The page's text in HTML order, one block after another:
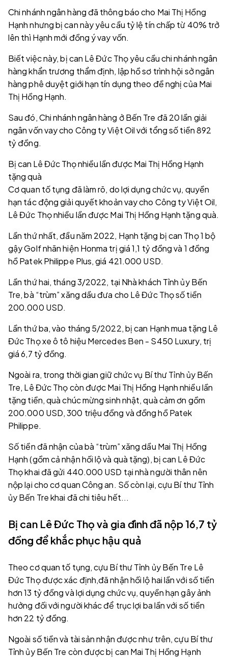
Chi nhánh ngân hàng đã thông báo cho Mai Thị Hồng
Hạnh nhưng bị can này yêu cầu tỷ lệ tín chấp từ 40% trở
lên thì Hạnh mới đồng ý vay vốn.
Biết việc này, bị can Lê Đức Thọ yêu cầu chi nhánh ngân
hàng khẩn trương thẩm định, lập hồ sơ trình hội sở ngân
hàng phê duyệt giới hạn tín dụng theo đề nghị của Mai
Thị Hồng Hạnh.
Sau đó, Chi nhánh ngân hàng ở Bến Tre đã 20 lần giải
ngân vốn vay cho Công ty Việt Oil với tổng số tiền 892
tỷ đồng.
Bị can Lê Đức Thọ nhiều lần được Mai Thị Hồng Hạnh
tặng quà
Cơ quan tố tụng đã làm rõ, do lợi dụng chức vụ, quyền
hạn tác động giải quyết khoản vay cho Công ty Việt Oil,
Lê Đức Thọ nhiều lần được Mai Thị Hồng Hạnh tặng quà.
Lần thứ nhất, đầu năm 2022, Hạnh tặng bị can Thọ 1 bộ
gậy Golf nhãn hiện Honma trị giá 1,1 tỷ đồng và 1 đồng
hồ Patek Philippe Plus, giá 421.000 USD.
Lần thứ hai, tháng 3/2022, tại Nhà khách Tỉnh ủy Bến
Tre, bà “trùm” xăng dầu đưa cho Lê Đức Thọ số tiền
200.000 USD.
Lần thứ ba, vào tháng 5/2022, bị can Hạnh mua tặng Lê
Đức Thọ xe ô tô hiệu Mercedes Ben - S450 Luxury, trị
giá 6,7 tỷ đồng.
Ngoài ra, trong thời gian giữ chức vụ Bí thư Tỉnh ủy Bến
Tre, Lê Đức Thọ còn được Mai Thị Hồng Hạnh nhiều lần
tặng tiền, quà chúc mừng sinh nhật, quà cảm ơn gồm
200.000 USD, 300 triệu đồng và đồng hồ Patek
Philippe.
Số tiền đã nhận của bà “trùm” xăng dầu Mai Thị Hồng
Hạnh (gồm cả nhận hối lộ và quà tặng), bị can Lê Đức
Thọ khai đã gửi 440.000 USD tại nhà người thân nên
nộp lại cho cơ quan Công an. Số còn lại, cựu Bí thư Tỉnh
ủy Bến Tre khai đã chi tiêu hết...
Bị can Lê Đức Thọ và gia đình đã nộp 16,7 tỷ
đồng để khắc phục hậu quả
Theo cơ quan tố tụng, cựu Bí thư Tỉnh ủy Bến Tre Lê
Đức Thọ được xác định,đã nhận hối lộ hai lần với số tiền
hơn 13 tỷ đồng và lợi dụng chức vụ, quyền hạn gây ảnh
hưởng đối với người khác để trục lợi ba lần với số tiền
hơn 22 tỷ đồng.
Ngoài số tiền và tài sản nhận được như trên, cựu Bí thư
Tỉnh ủy Bến Tre còn được bị can Mai Thị Hồng Hạnh